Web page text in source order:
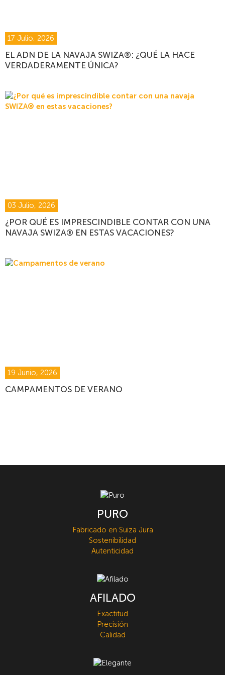
17 Julio, 2026
EL ADN DE LA NAVAJA SWIZA®: ¿QUÉ LA HACE
VERDADERAMENTE ÚNICA?
03 Julio, 2026
¿POR QUÉ ES IMPRESCINDIBLE CONTAR CON UNA
NAVAJA SWIZA® EN ESTAS VACACIONES?
19 Junio, 2026
CAMPAMENTOS DE VERANO
PURO
Fabricado en Suiza Jura
Sostenibilidad
Autenticidad
AFILADO
Exactitud
Precisión
Calidad